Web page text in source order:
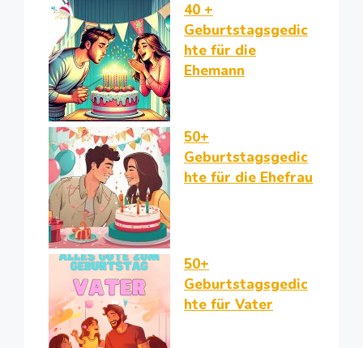
40 +
Geburtstagsgedic
hte für die
Ehemann
50+
Geburtstagsgedic
hte für die Ehefrau
50+
Geburtstagsgedic
hte für Vater